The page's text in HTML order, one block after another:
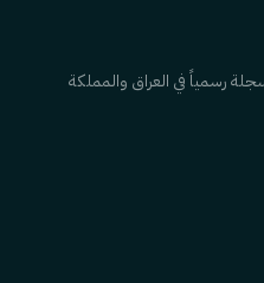
رسمياً في العراق والمملكة